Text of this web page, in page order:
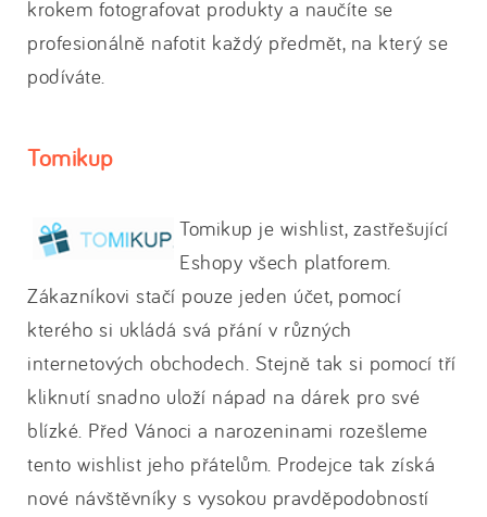
krokem fotografovat produkty a naučíte se
profesionálně nafotit každý předmět, na který se
podíváte.
Tomikup
Tomikup je wishlist, zastřešující
Eshopy všech platforem.
Zákazníkovi stačí pouze jeden účet, pomocí
kterého si ukládá svá přání v různých
internetových obchodech. Stejně tak si pomocí tří
kliknutí snadno uloží nápad na dárek pro své
blízké. Před Vánoci a narozeninami rozešleme
tento wishlist jeho přátelům. Prodejce tak získá
nové návštěvníky s vysokou pravděpodobností